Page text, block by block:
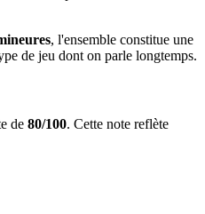
, l'ensemble constitue une
de jeu dont on parle longtemps.
de 80/100. Cette note reflète